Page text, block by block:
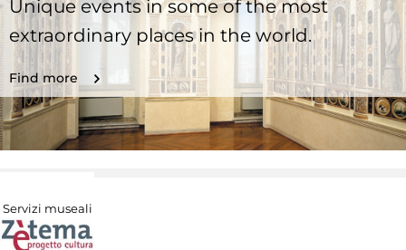
Unique events in some of the most
extraordinary places in the world.
Find more
Servizi museali